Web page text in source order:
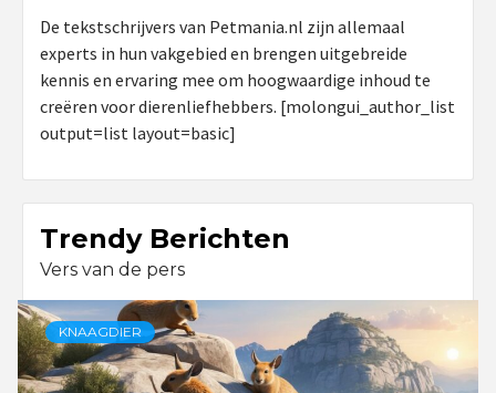
De tekstschrijvers van Petmania.nl zijn allemaal
experts in hun vakgebied en brengen uitgebreide
kennis en ervaring mee om hoogwaardige inhoud te
creëren voor dierenliefhebbers. [molongui_author_list
output=list layout=basic]
Trendy Berichten
Vers van de pers
KNAAGDIER